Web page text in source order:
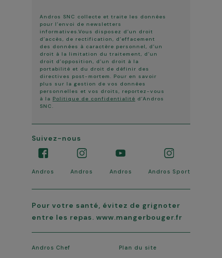
Andros SNC collecte et traite les données
pour l’envoi de newsletters
informatives.Vous disposez d’un droit
d’accès, de rectification, d’effacement
des données à caractère personnel, d’un
droit à la limitation du traitement, d’un
droit d’opposition, d’un droit à la
portabilité et du droit de définir des
directives post-mortem. Pour en savoir
plus sur la gestion de vos données
personnelles et vos droits, reportez-vous
à la Politique de confidentialité d’Andros
SNC.
Plan du site
Andros Chef
Suivez-nous
Andros Andros Andros Andros Sport
Pour votre santé, évitez de grignoter
entre les repas. www.mangerbouger.fr